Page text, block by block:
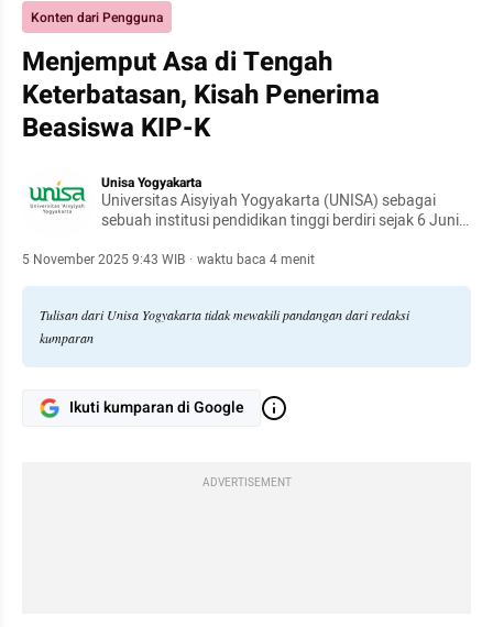
Konten dari Pengguna
Menjemput Asa di Tengah
Keterbatasan, Kisah Penerima
Beasiswa KIP-K
Unisa Yogyakarta
Universitas Aisyiyah Yogyakarta (UNISA) sebagai
sebuah institusi pendidikan tinggi berdiri sejak 6 Juni
Yogyakarta bertransformasi menjadi sebuah
5 November 2025 9:43 WIB · waktu baca 4 menit
Tulisan dari Unisa Yogyakarta tidak mewakili pandangan dari redaksi
kumparan
Ikuti kumparan di Google
ADVERTISEMENT